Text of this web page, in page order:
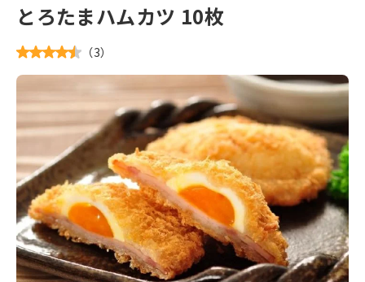
とろたまハムカツ 10枚
（3）